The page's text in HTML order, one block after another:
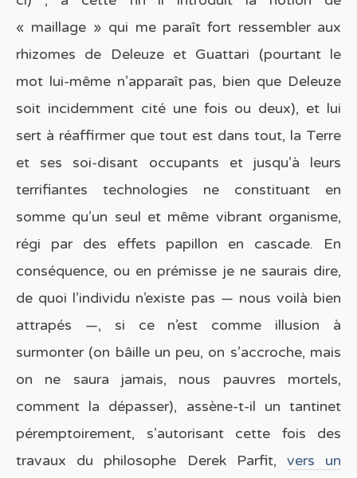
« maillage » qui me paraît fort ressembler aux
rhizomes de Deleuze et Guattari (pourtant le
mot lui-même n’apparaît pas, bien que Deleuze
soit incidemment cité une fois ou deux), et lui
sert à réaffirmer que tout est dans tout, la Terre
et ses soi-disant occupants et jusqu’à leurs
terrifiantes technologies ne constituant en
somme qu’un seul et même vibrant organisme,
régi par des effets papillon en cascade. En
conséquence, ou en prémisse je ne saurais dire,
de quoi l’individu n’existe pas — nous voilà bien
attrapés —, si ce n’est comme illusion à
surmonter (on bâille un peu, on s’accroche, mais
on ne saura jamais, nous pauvres mortels,
comment la dépasser), assène-t-il un tantinet
péremptoirement, s’autorisant cette fois des
travaux du philosophe Derek Parfit, vers un